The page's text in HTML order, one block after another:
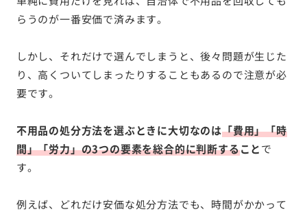
らうのが一番安価で済みます。
しかし、それだけで選んでしまうと、後々問題が生じた
り、高くついてしまったりすることもあるので注意が必
要です。
不用品の処分方法を選ぶときに大切なのは「費用」「時
間」「労力」の3つの要素を総合的に判断することで
す。
例えば、どれだけ安価な処分方法でも、時間がかかって